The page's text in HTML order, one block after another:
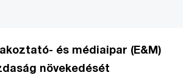
és médiaipar (E&M)
növekedését